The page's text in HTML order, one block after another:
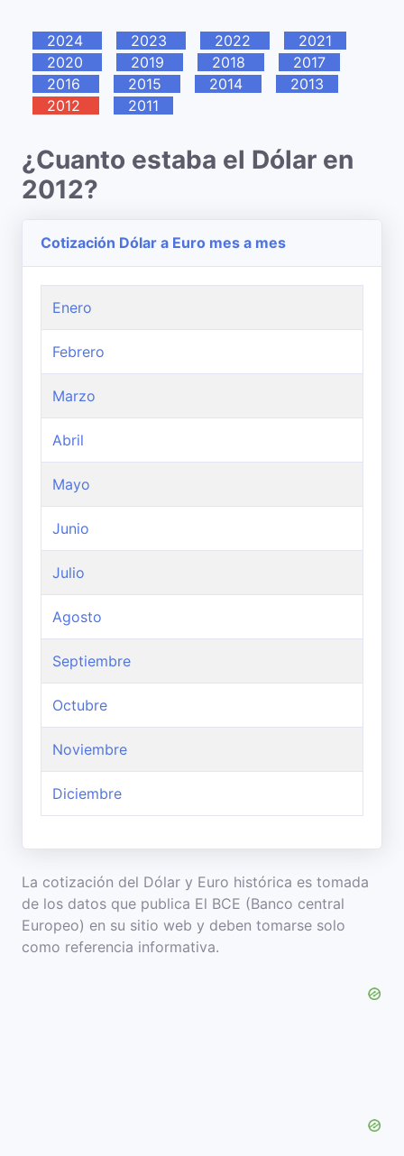
2024 2023 2022
2021
2020
2019 2018
2017
2016
2015 2014
2013
2012
2011
¿Cuanto estaba el Dólar en
2012?
Cotización Dólar a Euro mes a mes
Enero
Febrero
Marzo
Abril
Mayo
Junio
Julio
Agosto
Septiembre
Octubre
Noviembre
Diciembre
La cotización del Dólar y Euro histórica es tomada
de los datos que publica El BCE (Banco central
Europeo) en su sitio web y deben tomarse solo
como referencia informativa.